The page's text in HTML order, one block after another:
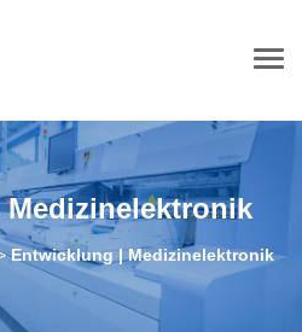
Entwicklung | Medizinelektronik